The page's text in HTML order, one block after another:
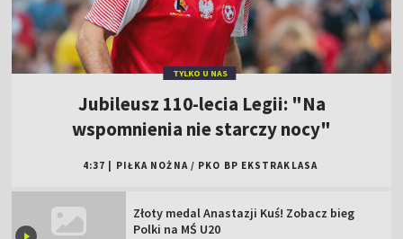
TYLKO U NAS
Jubileusz 110-lecia Legii: "Na
wspomnienia nie starczy nocy"
4:37 PIŁKA NOŻNA / PKO BP EKSTRAKLASA
Złoty medal Anastazji Kuś! Zobacz bieg
Polki na MŚ U20